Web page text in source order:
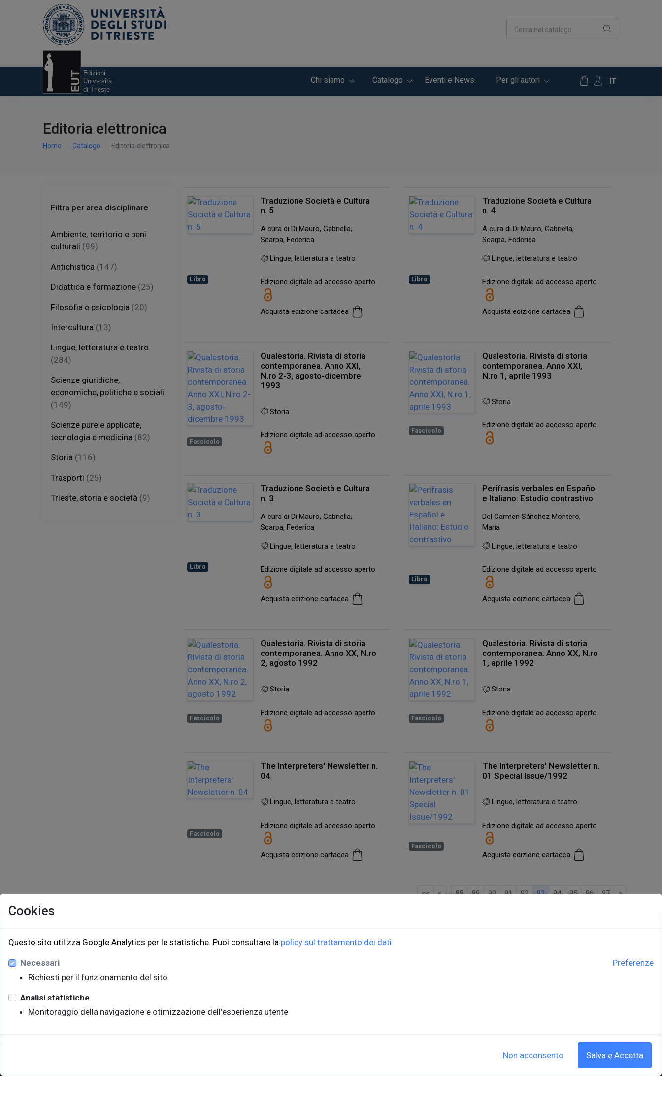
Cerca nel catalogo
Chi siamo Catalogo Eventi e News Per gli autori IT
Editoria elettronica
Home Catalogo Editoria elettronica
Filtra per area disciplinare
Ambiente, territorio e beni
culturali (99)
Antichistica (147)
Didattica e formazione (25)
Filosofia e psicologia (20)
Intercultura (13)
Lingue, letteratura e teatro
(284)
Scienze giuridiche,
economiche, politiche e sociali
(149)
Scienze pure e applicate,
tecnologia e medicina (82)
Storia (116)
Trasporti (25)
Trieste, storia e società (9)
Libro
Traduzione Società e Cultura
n. 5
A cura di Di Mauro, Gabriella;
Scarpa, Federica
Lingue, letteratura e teatro
Edizione digitale ad accesso aperto
Acquista edizione cartacea
Libro
Traduzione Società e Cultura
n. 4
A cura di Di Mauro, Gabriella;
Scarpa, Federica
Lingue, letteratura e teatro
Edizione digitale ad accesso aperto
Acquista edizione cartacea
Fascicolo
Qualestoria. Rivista di storia
contemporanea. Anno XXI,
N.ro 2-3, agosto-dicembre
1993
Storia
Edizione digitale ad accesso aperto Fascicolo
Qualestoria. Rivista di storia
contemporanea. Anno XXI,
N.ro 1, aprile 1993
Storia
Edizione digitale ad accesso aperto
Libro
Traduzione Società e Cultura
n. 3
A cura di Di Mauro, Gabriella;
Scarpa, Federica
Lingue, letteratura e teatro
Edizione digitale ad accesso aperto
Acquista edizione cartacea
Libro
Perífrasis verbales en Español
e Italiano: Estudio contrastivo
Del Carmen Sánchez Montero,
María
Lingue, letteratura e teatro
Edizione digitale ad accesso aperto
Acquista edizione cartacea
Fascicolo
Qualestoria. Rivista di storia
contemporanea. Anno XX, N.ro
2, agosto 1992
Storia
Edizione digitale ad accesso aperto
Fascicolo
Qualestoria. Rivista di storia
contemporanea. Anno XX, N.ro
1, aprile 1992
Storia
Edizione digitale ad accesso aperto
Fascicolo
The Interpreters' Newsletter n.
04
Lingue, letteratura e teatro
Edizione digitale ad accesso aperto
Acquista edizione cartacea
Fascicolo
The Interpreters' Newsletter n.
01 Special Issue/1992
Lingue, letteratura e teatro
Edizione digitale ad accesso aperto
Acquista edizione cartacea
<< < … 88 89 90 91 92 93 94 95 96 97 >
EUT Edizioni Università di Trieste ORDINI
Cookie policy | Crediti
Cookies
Questo sito utilizza Google Analytics per le statistiche. Puoi consultare la policy sul trattamento dei dati
Preferenze
Necessari
Richiesti per il funzionamento del sito
Analisi statistiche
Monitoraggio della navigazione e otimizzazione dell'esperienza utente
Non acconsento Salva e Accetta